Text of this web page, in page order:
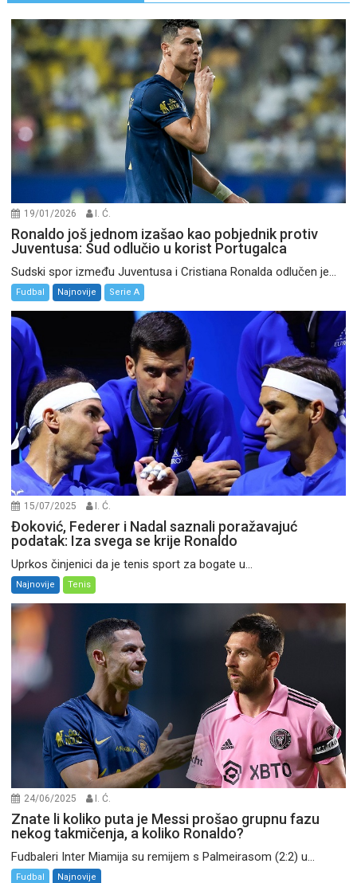
19/01/2026 I. Ć.
Ronaldo još jednom izašao kao pobjednik protiv
Juventusa: Sud odlučio u korist Portugalca
Sudski spor između Juventusa i Cristiana Ronalda odlučen je...
Fudbal Najnovije Serie A
15/07/2025 I. Ć.
Đoković, Federer i Nadal saznali poražavajuć
podatak: Iza svega se krije Ronaldo
Uprkos činjenici da je tenis sport za bogate u...
Najnovije Tenis
24/06/2025 I. Ć.
Znate li koliko puta je Messi prošao grupnu fazu
nekog takmičenja, a koliko Ronaldo?
Fudbaleri Inter Miamija su remijem s Palmeirasom (2:2) u...
Fudbal Najnovije